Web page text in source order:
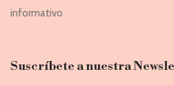
Suscríbete a nuestra